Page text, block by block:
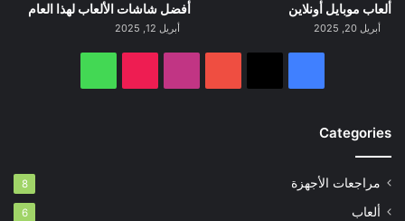
ألعاب موبايل أونلاين
أبريل 20, 2025
أفضل شاشات الألعاب لهذا العام
أبريل 12, 2025
Categories
مراجعات الأجهزة 8
ألعاب 6